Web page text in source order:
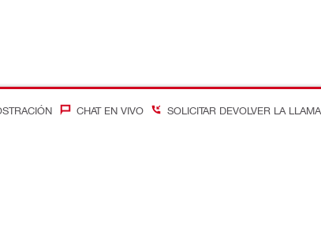
CHAT EN VIVO SOLICITAR DEVOLVER LA